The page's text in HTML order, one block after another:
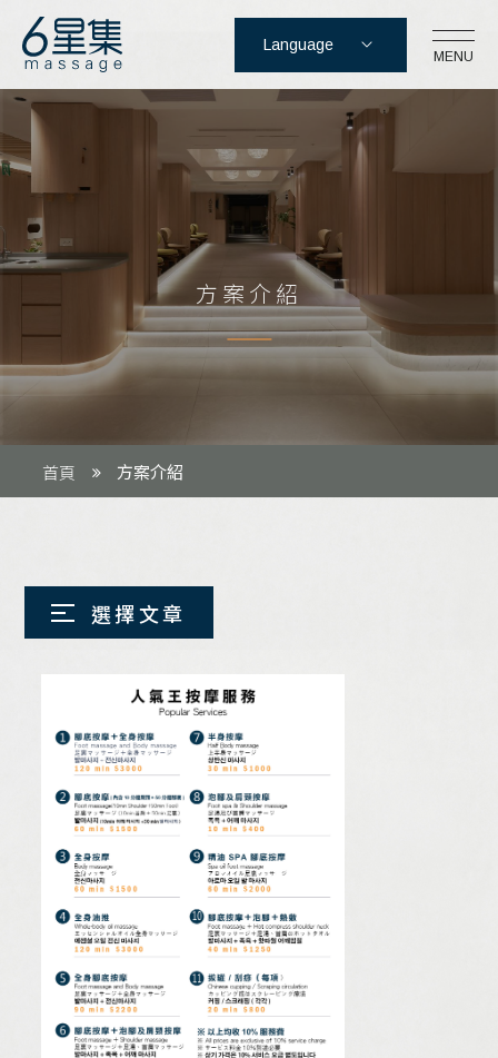
Language
MENU
六星集股份有限公司
台北市信義區忠孝東路5段17-3號
02-2762-2166
會員登入 會員註冊 購物車
方案介紹
首頁 方案介紹